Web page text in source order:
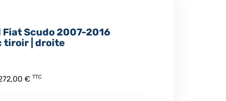
Scudo 2007-2016
tiroir | droite
€ TTC